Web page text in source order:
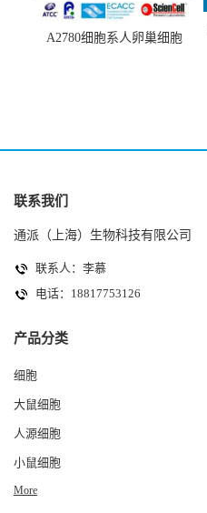
A2780细胞系人卵巢细胞
联系我们
通派（上海）生物科技有限公司
联系人：李慕
电话：18817753126
产品分类
细胞
大鼠细胞
人源细胞
小鼠细胞
More